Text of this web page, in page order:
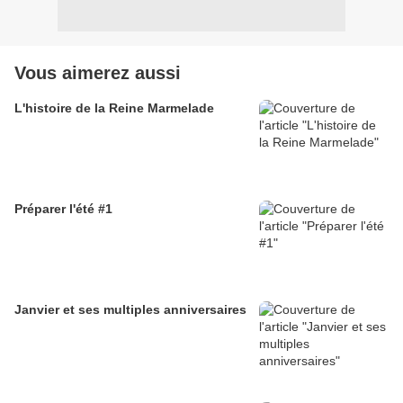
Vous aimerez aussi
L'histoire de la Reine Marmelade
Préparer l'été #1
Janvier et ses multiples anniversaires